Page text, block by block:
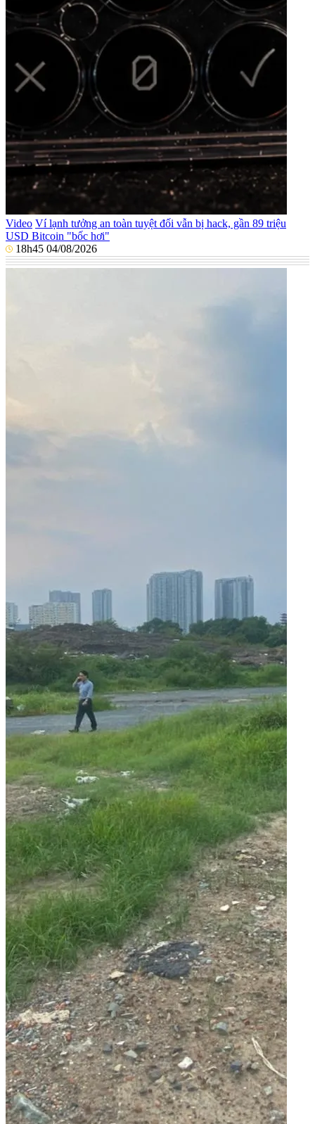
Video Ví lạnh tưởng an toàn tuyệt đối vẫn bị hack, gần 89 triệu
USD Bitcoin "bốc hơi"
18h45 04/08/2026